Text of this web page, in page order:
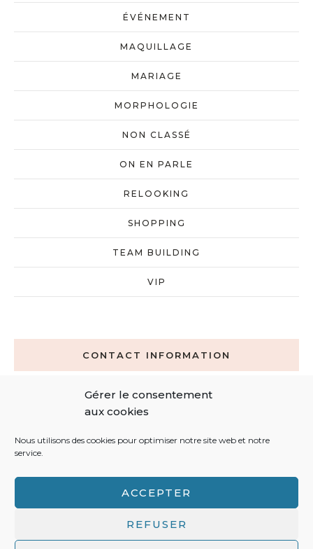
Gérer le consentement
aux cookies
Nous utilisons des cookies pour optimiser notre site web et notre
service.
ACCEPTER
REFUSER
ÉVÉNEMENT
MAQUILLAGE
MARIAGE
MORPHOLOGIE
NON CLASSÉ
ON EN PARLE
RELOOKING
SHOPPING
TEAM BUILDING
VIP
CONTACT INFORMATION
contact@latelierdalice.net